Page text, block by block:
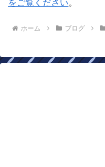
をご覧ください。
ホーム ブログ